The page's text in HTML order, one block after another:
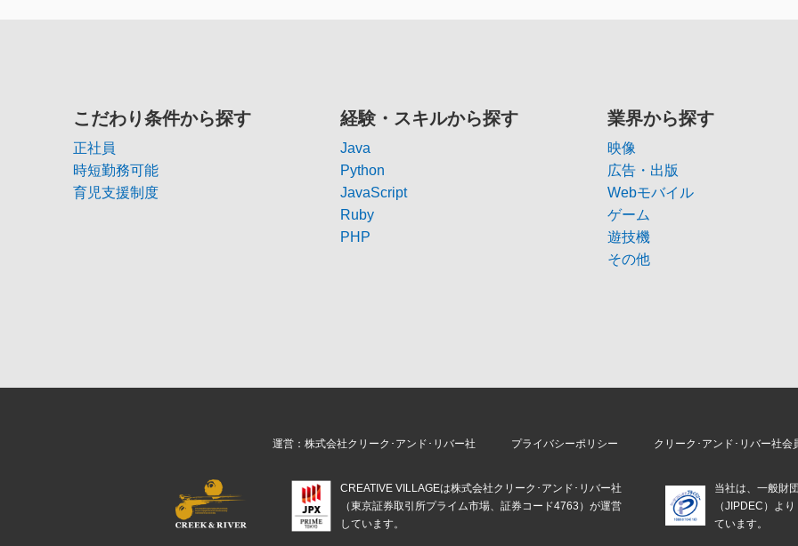
こだわり条件から探す
正社員
時短勤務可能
育児支援制度
経験・スキルから探す
Java
Python
JavaScript
Ruby
PHP
業界から探す
映像
広告・出版
Webモバイル
ゲーム
遊技機
その他
運営：株式会社クリーク･アンド･リバー社 プライバシーポリシー クリーク･アンド･リバー社会
CREATIVE VILLAGEは株式会社クリーク･アンド･リバー社
（東京証券取引所プライム市場、証券コード4763）が運営
しています。
当社は、一般財
（JIPDEC）よ
ています。